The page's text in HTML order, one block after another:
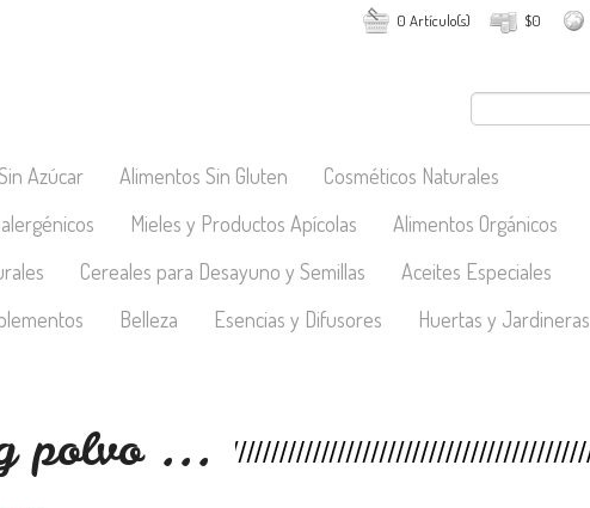
$0
0 Artículo(s)
Azúcar Alimentos Sin Gluten
Cosméticos Naturales
Mieles y Productos Apícolas
Alimentos Orgánicos
Cereales para Desayuno y Semillas
Aceites Especiales
Belleza Esencias y Difusores
Huertas y Jardineras
polvo ...